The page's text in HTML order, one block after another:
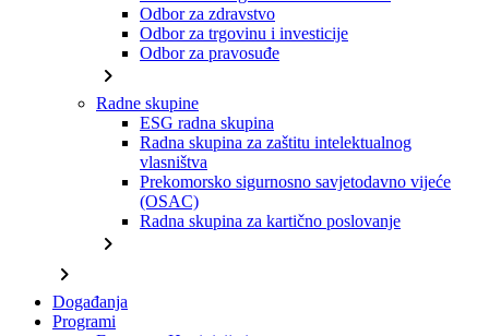
Odbor za zdravstvo
Odbor za trgovinu i investicije
Odbor za pravosuđe
chevron_right
Radne skupine
ESG radna skupina
Radna skupina za zaštitu intelektualnog
vlasništva
Prekomorsko sigurnosno savjetodavno vijeće
(OSAC)
Radna skupina za kartično poslovanje
chevron_right
chevron_right
Događanja
Programi